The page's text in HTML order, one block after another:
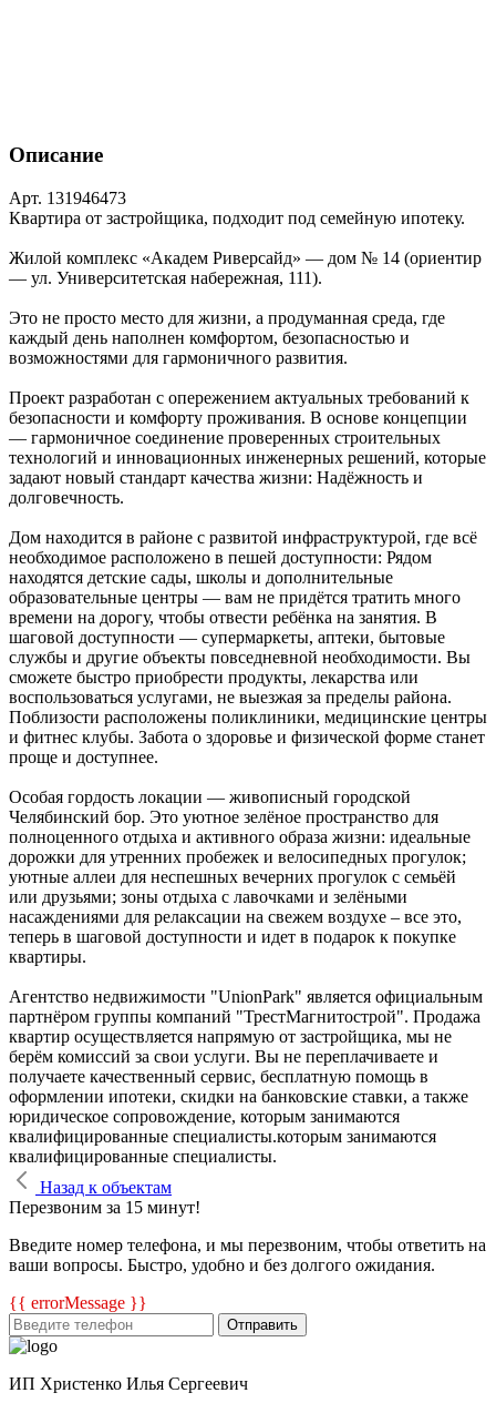
Описание
Арт. 131946473
Квартира от застройщика, подходит под семейную ипотеку.
Жилой комплекс «Академ Риверсайд» — дом № 14 (ориентир
— ул. Университетская набережная, 111).
Это не просто место для жизни, а продуманная среда, где
каждый день наполнен комфортом, безопасностью и
возможностями для гармоничного развития.
Проект разработан с опережением актуальных требований к
безопасности и комфорту проживания. В основе концепции
— гармоничное соединение проверенных строительных
технологий и инновационных инженерных решений, которые
задают новый стандарт качества жизни: Надёжность и
долговечность.
Дом находится в районе с развитой инфраструктурой, где всё
необходимое расположено в пешей доступности: Рядом
находятся детские сады, школы и дополнительные
образовательные центры — вам не придётся тратить много
времени на дорогу, чтобы отвести ребёнка на занятия. В
шаговой доступности — супермаркеты, аптеки, бытовые
службы и другие объекты повседневной необходимости. Вы
сможете быстро приобрести продукты, лекарства или
воспользоваться услугами, не выезжая за пределы района.
Поблизости расположены поликлиники, медицинские центры
и фитнес клубы. Забота о здоровье и физической форме станет
проще и доступнее.
Особая гордость локации — живописный городской
Челябинский бор. Это уютное зелёное пространство для
полноценного отдыха и активного образа жизни: идеальные
дорожки для утренних пробежек и велосипедных прогулок;
уютные аллеи для неспешных вечерних прогулок с семьёй
или друзьями; зоны отдыха с лавочками и зелёными
насаждениями для релаксации на свежем воздухе – все это,
теперь в шаговой доступности и идет в подарок к покупке
квартиры.
Агентство недвижимости "UnionPark" является официальным
партнёром группы компаний "ТрестМагнитострой". Продажа
квартир осуществляется напрямую от застройщика, мы не
берём комиссий за свои услуги. Вы не переплачиваете и
получаете качественный сервис, бесплатную помощь в
оформлении ипотеки, скидки на банковские ставки, а также
юридическое сопровождение, которым занимаются
квалифицированные специалисты.которым занимаются
квалифицированные специалисты.
Назад к объектам
Перезвоним за 15 минут!
Введите номер телефона, и мы перезвоним, чтобы ответить на
ваши вопросы. Быстро, удобно и без долгого ожидания.
{{ errorMessage }}
Отправить
ИП Христенко Илья Сергеевич